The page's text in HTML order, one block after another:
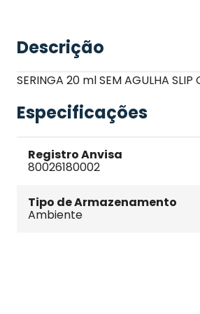
Descrição
SERINGA 20 ml SEM AGULHA SLIP
Especificações
Registro Anvisa
80026180002
Tipo de Armazenamento
Ambiente